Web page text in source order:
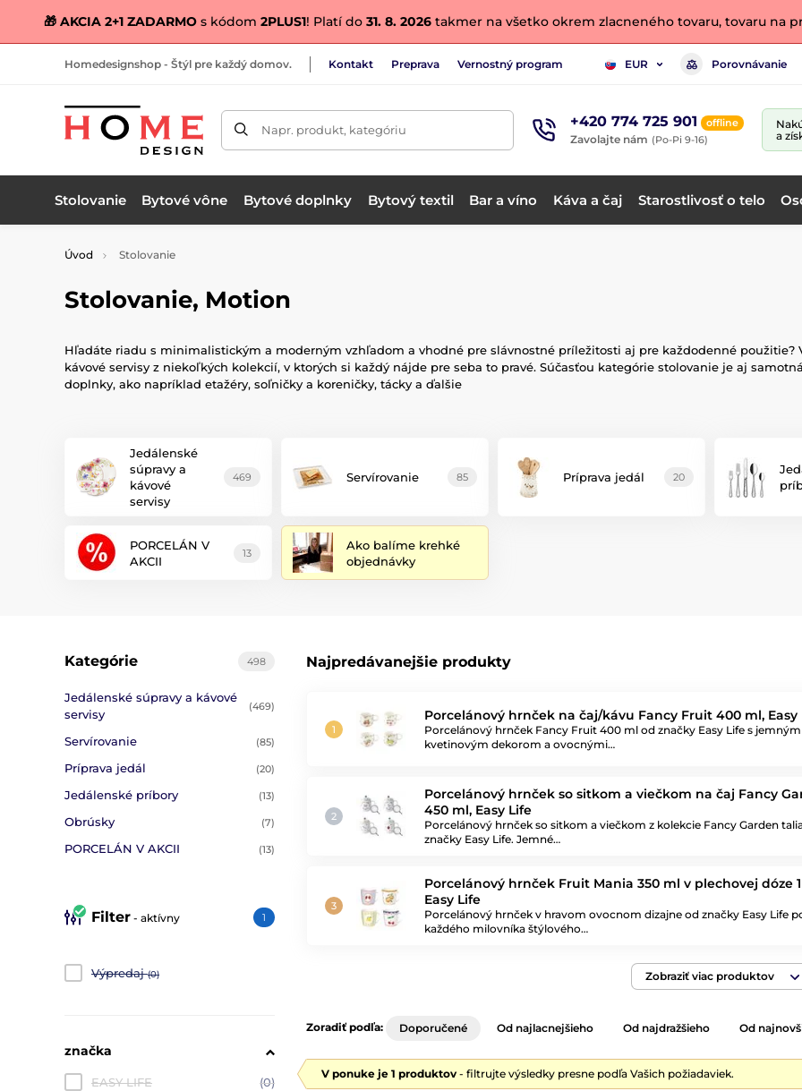
🎁 AKCIA 2+1 ZADARMO s kódom 2PLUS1! Platí do 31. 8. 2026 takmer na všetko okrem zlacneného tovaru, tovaru na
Homedesignshop - Štýl pre každý domov. Kontakt Preprava Vernostný program EUR Porovnávanie
Napr. produkt, kategóriu +420 774 725 901 offline
Zavolajte nám (Po-Pi 9-16)
a
Stolovanie Bytové vône Bytové doplnky Bytový textil Bar a víno Káva a čaj Starostlivosť o telo
Úvod Stolovanie
Stolovanie, Motion
Hľadáte riadu s minimalistickým a moderným vzhľadom a vhodné pre slávnostné príležitosti aj pre každodenné použitie?
kávové servisy z niekoľkých kolekcií, v ktorých si každý nájde pre seba to pravé. Súčasťou kategórie stolovanie je aj
doplnky, ako napríklad etažéry, soľničky a koreničky, tácky a ďalšie
Jedálenské
súpravy a
kávové
servisy
469 Servírovanie 85 Príprava jedál 20
PORCELÁN V
AKCII
13
Ako balíme krehké
objednávky
Najpredávanejšie produkty
Porcelánový hrnček na čaj/kávu Fancy Fruit 400 ml, Easy
Porcelánový hrnček Fancy Fruit 400 ml od značky Easy Life s jemným
kvetinovým dekorom a ovocnými…
Porcelánový hrnček so sitkom a viečkom na čaj Fancy
450 ml, Easy Life
Porcelánový hrnček so sitkom a viečkom z kolekcie Fancy Garden
značky Easy Life. Jemné…
Porcelánový hrnček Fruit Mania 350 ml v plechovej dóze
Easy Life
Porcelánový hrnček v hravom ovocnom dizajne od značky Easy Life
každého milovníka štýlového…
Zobraziť viac produktov
498
Kategórie
Jedálenské súpravy a kávové
servisy
(469)
Servírovanie (85)
Príprava jedál (20)
Jedálenské príbory (13)
Obrúsky (7)
PORCELÁN V AKCII (13)
Filter - aktívny 1
Výpredaj (0)
značka
EASY LIFE
(0)
Zoradiť podľa: Doporučené Od najlacnejšieho Od najdražšieho Od
V ponuke je 1 produktov - filtrujte výsledky presne podľa Vašich požiadaviek.